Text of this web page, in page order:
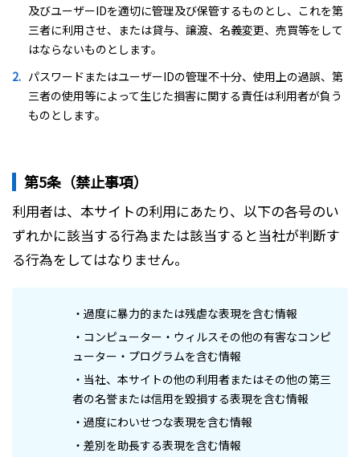
及びユーザーIDを適切に管理及び保管するものとし、これを第
三者に利用させ、または貸与、譲渡、名義変更、売買等をして
はならないものとします。
パスワードまたはユーザーIDの管理不十分、使用上の過誤、第
三者の使用等によって生じた損害に関する責任は利用者が負う
ものとします。
第5条（禁止事項）
利用者は、本サイトの利用にあたり、以下の各号のい
ずれかに該当する行為または該当すると当社が判断す
る行為をしてはなりません。
・過度に暴力的または残虐な表現を含む情報
・コンピューター・ウィルスその他の有害なコンピ
ューター・プログラムを含む情報
・当社、本サイトの他の利用者またはその他の第三
者の名誉または信用を毀損する表現を含む情報
・過度にわいせつな表現を含む情報
・差別を助長する表現を含む情報